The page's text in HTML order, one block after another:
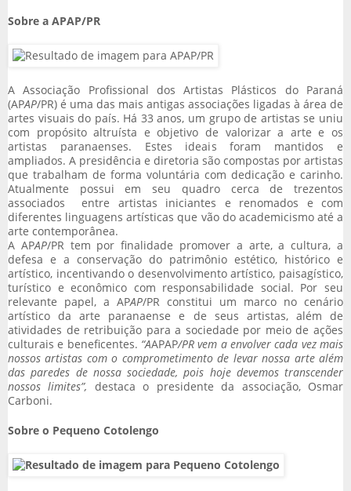
Sobre a APAP/PR
A Associação Profissional dos Artistas Plásticos do Paraná
(APAP/PR) é uma das mais antigas associações ligadas à área de
artes visuais do país. Há 33 anos, um grupo de artistas se uniu
com propósito altruísta e objetivo de valorizar a arte e os
artistas paranaenses. Estes ideais foram mantidos e
ampliados. A presidência e diretoria são compostas por artistas
que trabalham de forma voluntária com dedicação e carinho.
Atualmente possui em seu quadro cerca de trezentos
associados entre artistas iniciantes e renomados e com
diferentes linguagens artísticas que vão do academicismo até a
arte contemporânea.
A APAP/PR tem por finalidade promover a arte, a cultura, a
defesa e a conservação do patrimônio estético, histórico e
artístico, incentivando o desenvolvimento artístico, paisagístico,
turístico e econômico com responsabilidade social. Por seu
relevante papel, a APAP/PR constitui um marco no cenário
artístico da arte paranaense e de seus artistas, além de
atividades de retribuição para a sociedade por meio de ações
culturais e beneficentes. “AAPAP/PR vem a envolver cada vez mais
nossos artistas com o comprometimento de levar nossa arte além
das paredes de nossa sociedade, pois hoje devemos transcender
nossos limites”, destaca o presidente da associação, Osmar
Carboni.
Sobre o Pequeno Cotolengo